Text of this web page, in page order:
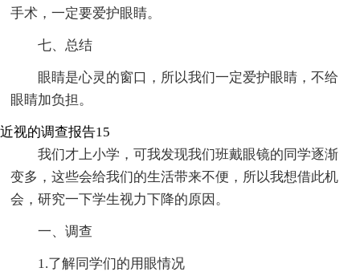
手术，一定要爱护眼睛。
七、总结
眼睛是心灵的窗口，所以我们一定爱护眼睛，不给
眼睛加负担。
近视的调查报告15
我们才上小学，可我发现我们班戴眼镜的同学逐渐
变多，这些会给我们的生活带来不便，所以我想借此机
会，研究一下学生视力下降的原因。
一、调查
1.了解同学们的用眼情况